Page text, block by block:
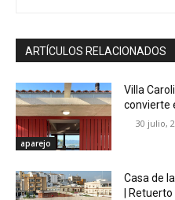
ARTÍCULOS RELACIONADOS
aparejo
Villa
convierte
30 julio,
Casa de
|